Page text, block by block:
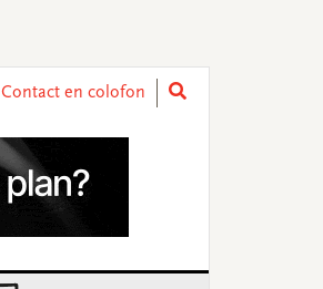
Contact en colofon